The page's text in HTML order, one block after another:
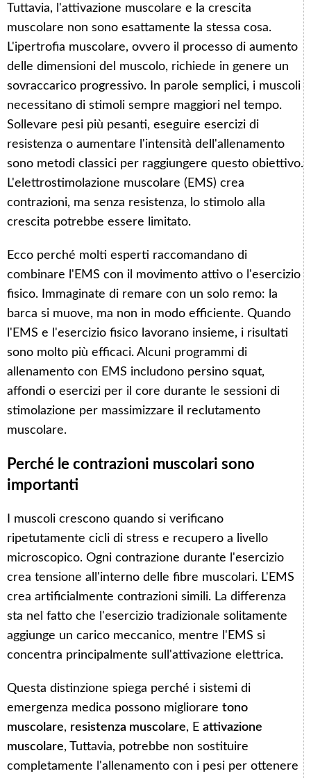
Tuttavia, l'attivazione muscolare e la crescita
muscolare non sono esattamente la stessa cosa.
L'ipertrofia muscolare, ovvero il processo di aumento
delle dimensioni del muscolo, richiede in genere un
sovraccarico progressivo. In parole semplici, i muscoli
necessitano di stimoli sempre maggiori nel tempo.
Sollevare pesi più pesanti, eseguire esercizi di
resistenza o aumentare l'intensità dell'allenamento
sono metodi classici per raggiungere questo obiettivo.
L'elettrostimolazione muscolare (EMS) crea
contrazioni, ma senza resistenza, lo stimolo alla
crescita potrebbe essere limitato.
Ecco perché molti esperti raccomandano di
combinare l'EMS con il movimento attivo o l'esercizio
fisico. Immaginate di remare con un solo remo: la
barca si muove, ma non in modo efficiente. Quando
l'EMS e l'esercizio fisico lavorano insieme, i risultati
sono molto più efficaci. Alcuni programmi di
allenamento con EMS includono persino squat,
affondi o esercizi per il core durante le sessioni di
stimolazione per massimizzare il reclutamento
muscolare.
Perché le contrazioni muscolari sono
importanti
I muscoli crescono quando si verificano
ripetutamente cicli di stress e recupero a livello
microscopico. Ogni contrazione durante l'esercizio
crea tensione all'interno delle fibre muscolari. L'EMS
crea artificialmente contrazioni simili. La differenza
sta nel fatto che l'esercizio tradizionale solitamente
aggiunge un carico meccanico, mentre l'EMS si
concentra principalmente sull'attivazione elettrica.
Questa distinzione spiega perché i sistemi di
emergenza medica possono migliorare tono
muscolare, resistenza muscolare, E attivazione
muscolare, Tuttavia, potrebbe non sostituire
completamente l'allenamento con i pesi per ottenere